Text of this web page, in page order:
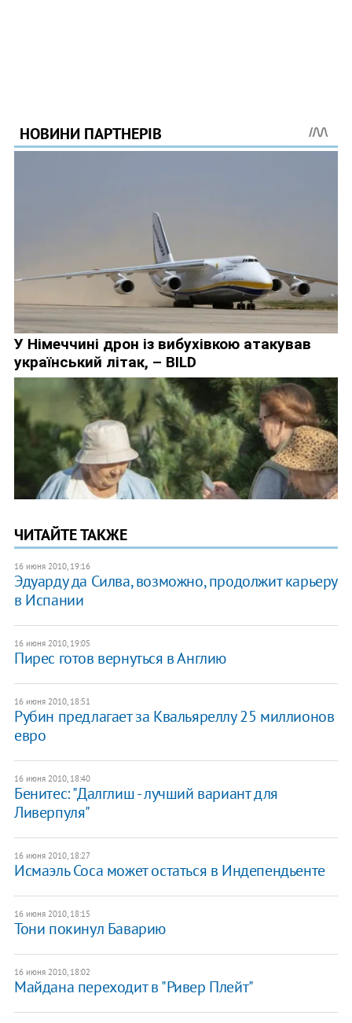
ЧИТАЙТЕ ТАКЖЕ
16 июня 2010, 19:16
Эдуарду да Силва, возможно, продолжит карьеру
в Испании
16 июня 2010, 19:05
Пирес готов вернуться в Англию
16 июня 2010, 18:51
Рубин предлагает за Квальяреллу 25 миллионов
евро
16 июня 2010, 18:40
Бенитес: "Далглиш - лучший вариант для
Ливерпуля"
16 июня 2010, 18:27
Исмаэль Соса может остаться в Индепендьенте
16 июня 2010, 18:15
Тони покинул Баварию
16 июня 2010, 18:02
Майдана переходит в "Ривер Плейт"